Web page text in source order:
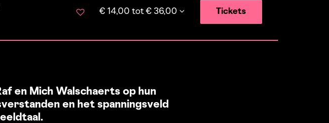
€ 14,00 tot € 36,00 Tickets
en Mich Walschaerts op hun
en het spanningsveld